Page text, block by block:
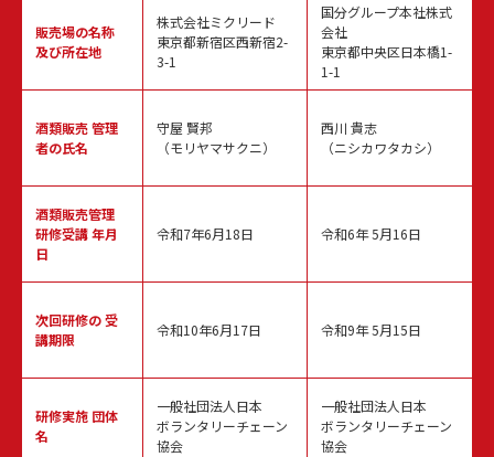
販売場の名称
及び所在地
酒類販売管理
者の氏名
酒類販売管理
研修受講 年月
日
次回研修の受
講期限
研修実施 団体
名
株式会社ミクリード
東京都新宿区西新宿2-
3-1
守屋 賢邦
（モリヤマサクニ）
令和7年6月18日
令和10年6月17日
一般社団法人日本
ボランタリーチェーン
協会
国分グループ本社株式
会社
東京都中央区日本橋1-
1-1
西川 貴志
（ニシカワタカシ）
令和6年 5月16日
令和9年 5月15日
一般社団法人日本
ボランタリーチェーン
協会